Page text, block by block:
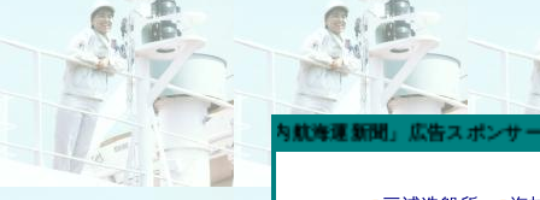
今週の「内航海運新聞」広告スポンサー企業